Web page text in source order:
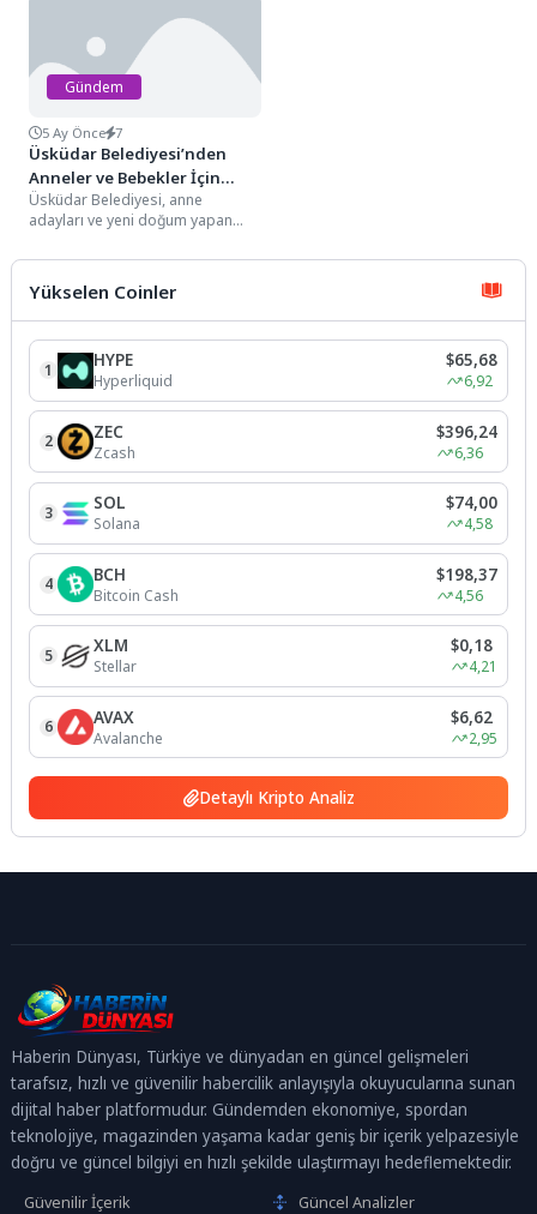
önüne geçmek için...
Gündem
5 Ay Önce 7
Üsküdar Belediyesi’nden
Anneler ve Bebekler İçin
“Anne-Bebek Taksi” Hizmeti
Üsküdar Belediyesi, anne
adayları ve yeni doğum yapan
daha kolay ulaşabilmesi
amacıyla...
Yükselen Coinler
1 HYPE
Hyperliquid
$65,68
6,92
2 ZEC
Zcash
$396,24
6,36
3 SOL
Solana
$74,00
4,58
4 BCH
Bitcoin Cash
$198,37
4,56
5 XLM
Stellar
$0,18
4,21
6 AVAX
Avalanche
$6,62
2,95
Detaylı Kripto Analiz
Haberin Dünyası, Türkiye ve dünyadan en güncel gelişmeleri
tarafsız, hızlı ve güvenilir habercilik anlayışıyla okuyucularına sunan
dijital haber platformudur. Gündemden ekonomiye, spordan
teknolojiye, magazinden yaşama kadar geniş bir içerik yelpazesiyle
doğru ve güncel bilgiyi en hızlı şekilde ulaştırmayı hedeflemektedir.
Güvenilir İçerik
Güncel Analizler